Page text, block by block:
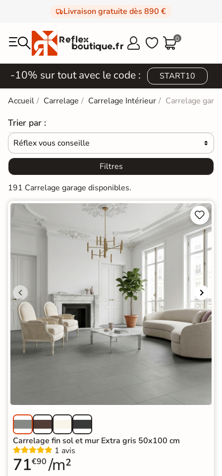
Livraison gratuite dès 890 €
  0
-10% sur tout avec le code : START10
Accueil Carrelage Carrelage Intérieur Carrelage
Trier par :
Réflex vous conseille 
Filtres
191 Carrelage garage disponibles.


Carrelage fin sol et mur Extra gris 50x100 cm
1 avis
71€90 /m²